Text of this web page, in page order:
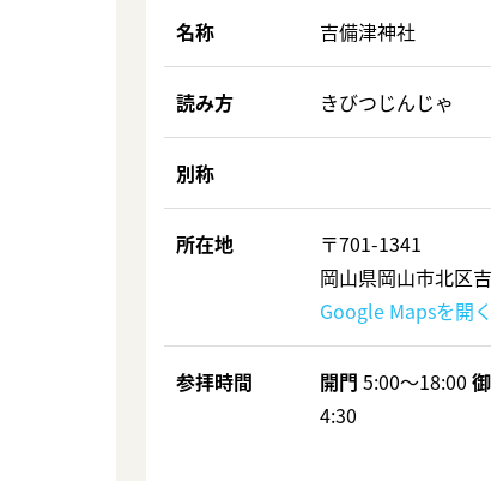
名称 吉備津神社
読み方 きびつじんじゃ
別称
所在地
〒701-1341
岡山県岡山市北区
Google Mapsを開く
参拝時間 開門 5:00〜18:00
4:30